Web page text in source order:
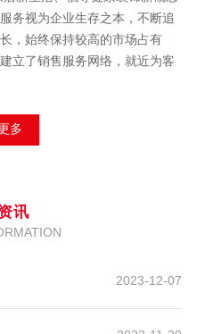
务视为企业生存之本，不断追
，始终保持较高的市场占有
立了销售服务网络，就近为客
多
讯
2023-12-07